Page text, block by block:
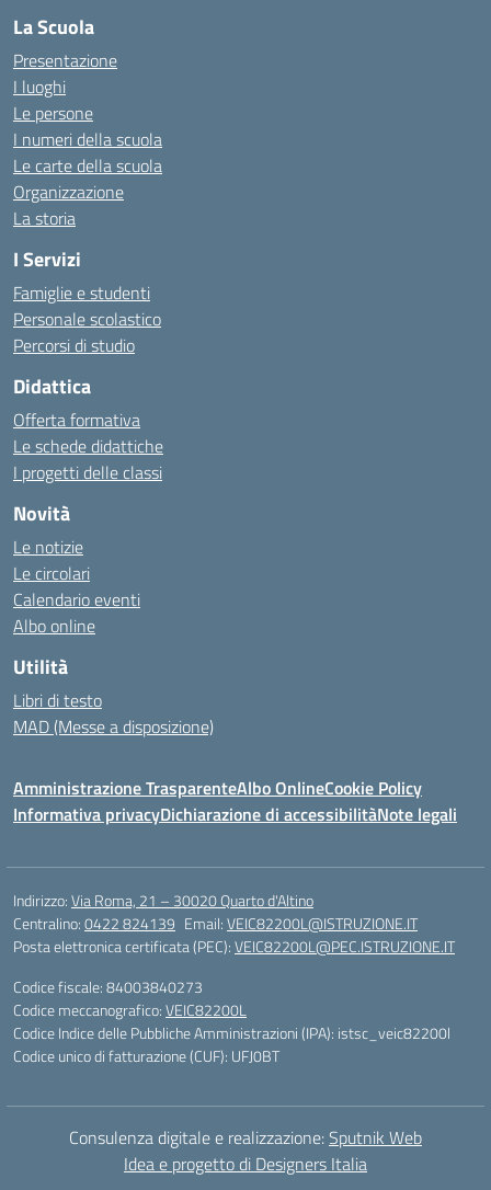
La Scuola
Presentazione
I luoghi
Le persone
I numeri della scuola
Le carte della scuola
Organizzazione
La storia
I Servizi
Famiglie e studenti
Personale scolastico
Percorsi di studio
Didattica
Offerta formativa
Le schede didattiche
I progetti delle classi
Novità
Le notizie
Le circolari
Calendario eventi
Albo online
Utilità
Libri di testo
MAD (Messe a disposizione)
Amministrazione TrasparenteAlbo OnlineCookie Policy
Informativa privacyDichiarazione di accessibilitàNote legali
Indirizzo:Via Roma, 21 – 30020 Quarto d'Altino
Centralino:0422 824139 Email:VEIC82200L@ISTRUZIONE.IT
Posta elettronica certificata (PEC):VEIC82200L@PEC.ISTRUZIONE.IT
Codice fiscale: 84003840273
Codice meccanografico:VEIC82200L
Codice Indice delle Pubbliche Amministrazioni (IPA): istsc_veic82200l
Codice unico di fatturazione (CUF): UFJ0BT
Consulenza digitale e realizzazione:Sputnik Web
Idea e progetto di Designers Italia